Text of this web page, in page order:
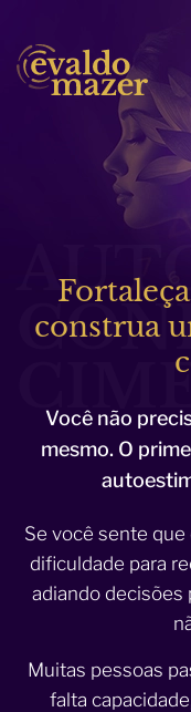
construa
Você não
mesmo. O
Se você sente
dificuldade para
adiando decisões
Muitas pessoas
falta